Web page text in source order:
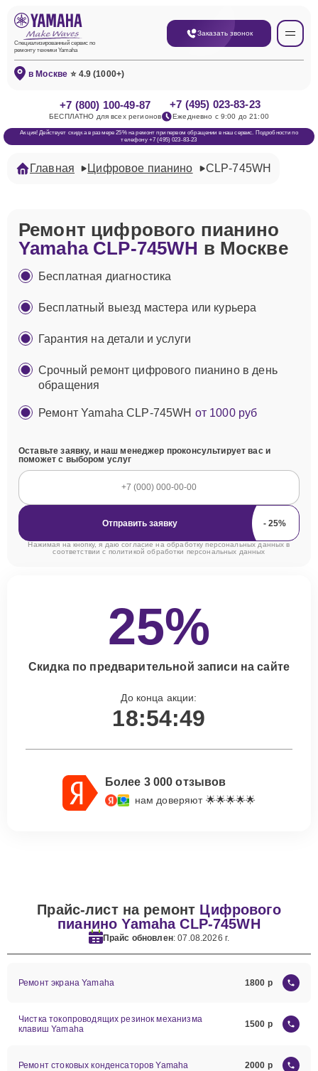
Специализированный сервис по
ремонту техники Yamaha
Заказать звонок
в Москве ⭐ 4.9 (1000+)
+7 (800) 100-49-87
БЕСПЛАТНО для всех регионов
+7 (495) 023-83-23
Ежедневно с 9:00 до 21:00
Акция! Действует скидка в размере 25% на ремонт при первом обращении в наш сервис. Подробности по
телефону +7 (495) 023-83-23
Главная Цифровое пианино CLP-745WH
Ремонт цифрового пианино
Yamaha CLP-745WH в Москве
Бесплатная диагностика
Бесплатный выезд мастера или курьера
Гарантия на детали и услуги
Срочный ремонт цифрового пианино в день
обращения
Ремонт Yamaha CLP-745WH от 1000 руб
Оставьте заявку, и наш менеджер проконсультирует вас и
поможет с выбором услуг
Отправить заявку
Нажимая на кнопку, я даю согласие на обработку персональных данных в
соответствии с политикой обработки персональных данных
25%
Скидка по предварительной записи на сайте
До конца акции:
18:54:48
Более 3 000 отзывов
нам доверяют 🌟🌟🌟🌟🌟
Прайс-лист на ремонт Цифрового
пианино Yamaha CLP-745WH
Прайс обновлен: 07.08.2026 г.
Ремонт экрана Yamaha 1800
Чистка токопроводящих резинок механизма
клавиш Yamaha
1500
Ремонт стоковых конденсаторов Yamaha 2000